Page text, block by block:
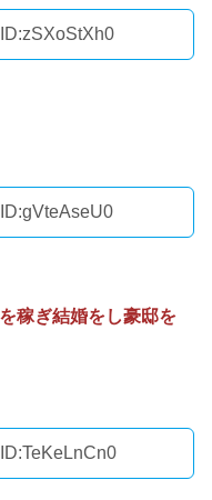
ID:zSXoStXh0
ID:gVteAseU0
稼ぎ結婚をし豪邸を
ID:TeKeLnCn0